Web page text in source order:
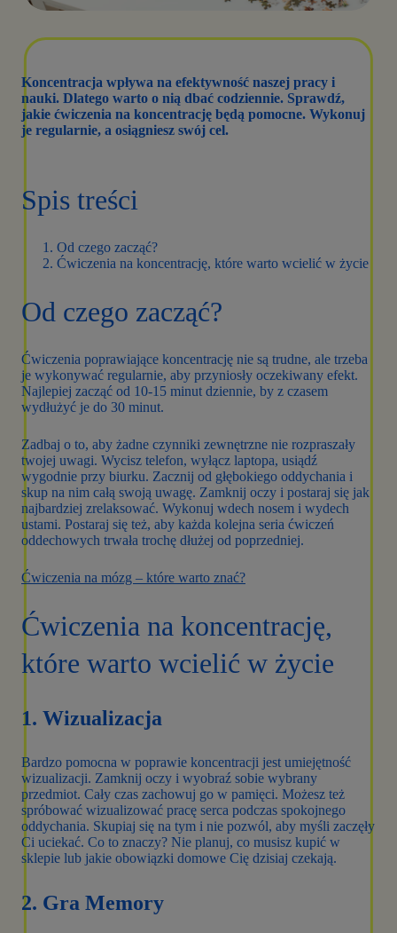
Koncentracja wpływa na efektywność naszej pracy i
nauki. Dlatego warto o nią dbać codziennie. Sprawdź,
jakie ćwiczenia na koncentrację będą pomocne. Wykonuj
je regularnie, a osiągniesz swój cel.
Spis treści
Od czego zacząć?
Ćwiczenia na koncentrację, które warto wcielić w życie
Od czego zacząć?
Ćwiczenia poprawiające koncentrację nie są trudne, ale trzeba
je wykonywać regularnie, aby przyniosły oczekiwany efekt.
Najlepiej zacząć od 10-15 minut dziennie, by z czasem
wydłużyć je do 30 minut.
Zadbaj o to, aby żadne czynniki zewnętrzne nie rozpraszały
twojej uwagi. Wycisz telefon, wyłącz laptopa, usiądź
wygodnie przy biurku. Zacznij od głębokiego oddychania i
skup na nim całą swoją uwagę. Zamknij oczy i postaraj się jak
najbardziej zrelaksować. Wykonuj wdech nosem i wydech
ustami. Postaraj się też, aby każda kolejna seria ćwiczeń
oddechowych trwała trochę dłużej od poprzedniej.
Ćwiczenia na mózg – które warto znać?
Ćwiczenia na koncentrację,
które warto wcielić w życie
1. Wizualizacja
Bardzo pomocna w poprawie koncentracji jest umiejętność
wizualizacji. Zamknij oczy i wyobraź sobie wybrany
przedmiot. Cały czas zachowuj go w pamięci. Możesz też
spróbować wizualizować pracę serca podczas spokojnego
oddychania. Skupiaj się na tym i nie pozwól, aby myśli zaczęły
Ci uciekać. Co to znaczy? Nie planuj, co musisz kupić w
sklepie lub jakie obowiązki domowe Cię dzisiaj czekają.
2. Gra Memory